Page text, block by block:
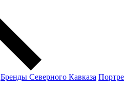
Бренды Северного Кавказа